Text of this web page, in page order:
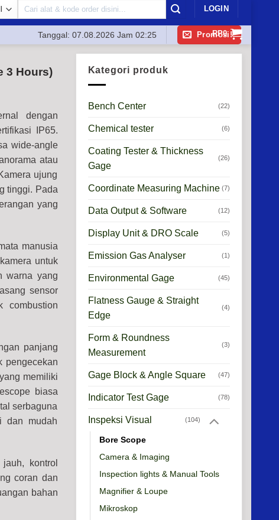
LOGIN
RP0
Tanggal: 07.08.2026 Jam 02:25 Promosi!
3 Hours)
dengan
IP65.
wide-angle
atau
ujung
tinggi. Pada
yang
manusia
untuk
warna yang
sensor
combustion
panjang
pengecekan
memiliki
biasa
serbaguna
dan mudah
kontrol
coran dan
bahan
Kategori produk
Bench Center (22)
Chemical tester (6)
Coating Tester & Thickness
Gage
(26)
Coordinate Measuring Machine (7)
Data Output & Software (12)
Display Unit & DRO Scale (5)
Emission Gas Analyser (1)
Environmental Gage (45)
Flatness Gauge & Straight
Edge
(4)
Form & Roundness
Measurement
(3)
Gage Block & Angle Square (47)
Indicator Test Gage (78)
Inspeksi Visual (104)
Bore Scope
Camera & Imaging
Inspection lights & Manual Tools
Magnifier & Loupe
Mikroskop